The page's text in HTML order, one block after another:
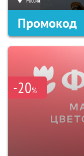
Промокод
-20%